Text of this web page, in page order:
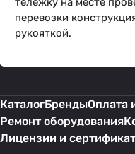
перевозки
рукояткой.
КаталогБрендыОплата
Ремонт оборудования
Лицензии и